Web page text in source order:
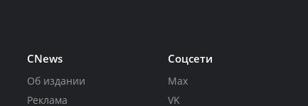
CNews
Об издании
Реклама
Соцсети
Max
VK